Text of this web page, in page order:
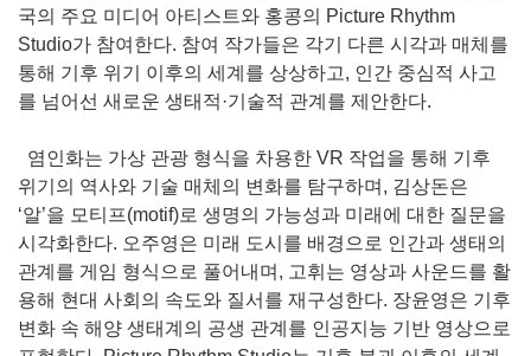
국의 주요 미디어 아티스트와 홍콩의 Picture Rhythm
Studio가 참여한다. 참여 작가들은 각기 다른 시각과 매체를
통해 기후 위기 이후의 세계를 상상하고, 인간 중심적 사고
를 넘어선 새로운 생태적·기술적 관계를 제안한다.
염인화는 가상 관광 형식을 차용한 VR 작업을 통해 기후
위기의 역사와 기술 매체의 변화를 탐구하며, 김상돈은
‘알’을 모티프(motif)로 생명의 가능성과 미래에 대한 질문을
시각화한다. 오주영은 미래 도시를 배경으로 인간과 생태의
관계를 게임 형식으로 풀어내며, 고휘는 영상과 사운드를 활
용해 현대 사회의 속도와 질서를 재구성한다. 장윤영은 기후
변화 속 해양 생태계의 공생 관계를 인공지능 기반 영상으로